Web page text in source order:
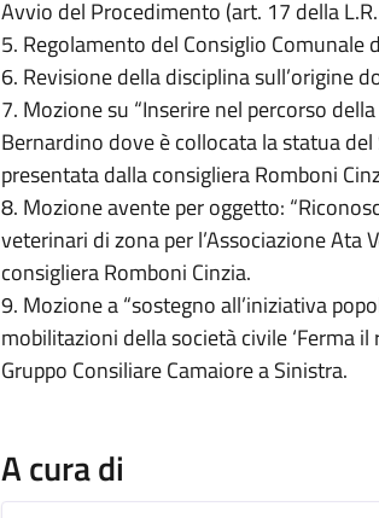
Avvio del Procedimento (art. 17 della
5. Regolamento del Consiglio Comunale
6. Revisione della disciplina sull’origine
7. Mozione su “Inserire nel percorso
Bernardino dove è collocata la statua
presentata dalla consigliera Romboni
8. Mozione avente per oggetto:
veterinari di zona per l’Associazione Ata
consigliera Romboni Cinzia.
9. Mozione a “sostegno all’iniziativa
mobilitazioni della società civile ‘Ferma il
Gruppo Consiliare Camaiore a Sinistra.
A cura di